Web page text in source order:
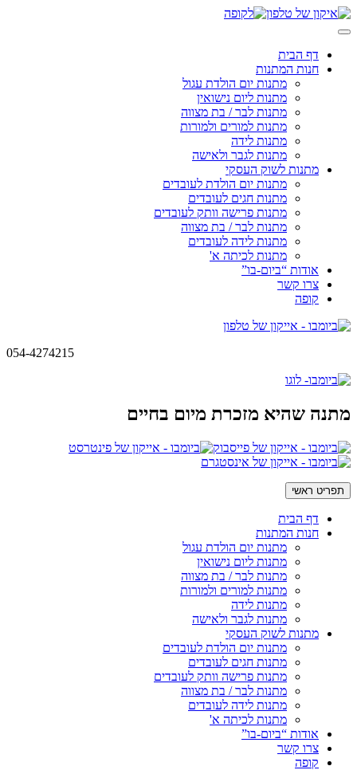
Skip
to
דף הבית
חנות המתנות
מתנות יום הולדת עגול
מתנות ליום נישואין
מתנות לבר / בת מצווה
מתנות למורים ולמורות
מתנות לידה
מתנות לגבר ולאישה
מתנות לשוק העסקי
מתנות יום הולדת לעובדים
מתנות חגים לעובדים
מתנות פרישה וותק לעובדים
מתנות לבר / בת מצווה
מתנות לידה לעובדים
מתנות לכיתה א'
אודות “ביום-בו”
צרו קשר
קופה
054-4274215
מתנה שהיא מזכרת מיום בחיים
תפריט ראשי
דף הבית
חנות המתנות
מתנות יום הולדת עגול
מתנות ליום נישואין
מתנות לבר / בת מצווה
מתנות למורים ולמורות
מתנות לידה
מתנות לגבר ולאישה
מתנות לשוק העסקי
מתנות יום הולדת לעובדים
מתנות חגים לעובדים
מתנות פרישה וותק לעובדים
מתנות לבר / בת מצווה
מתנות לידה לעובדים
מתנות לכיתה א'
אודות “ביום-בו”
צרו קשר
קופה